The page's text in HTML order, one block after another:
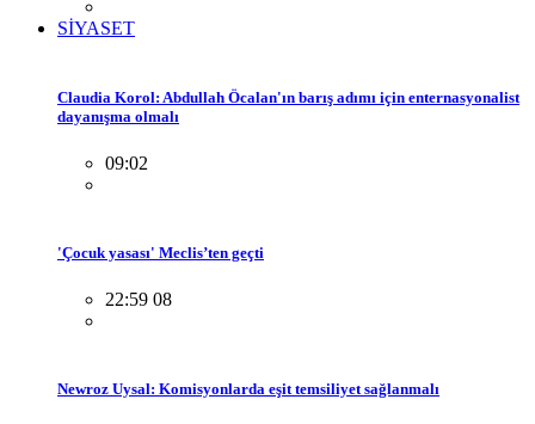
SİYASET
Claudia Korol: Abdullah Öcalan'ın barış adımı için enternasyonalist
dayanışma olmalı
09:02
'Çocuk yasası' Meclis’ten geçti
22:59 08
Newroz Uysal: Komisyonlarda eşit temsiliyet sağlanmalı